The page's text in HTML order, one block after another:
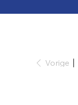
Vorige